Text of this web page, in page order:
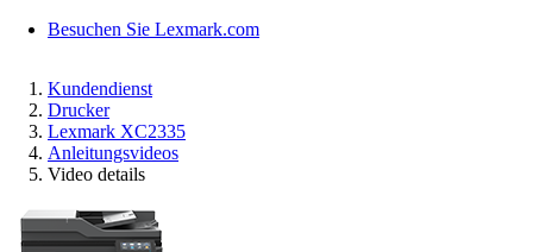
Besuchen Sie Lexmark.com
Kundendienst
Drucker
Lexmark XC2335
Anleitungsvideos
Video details